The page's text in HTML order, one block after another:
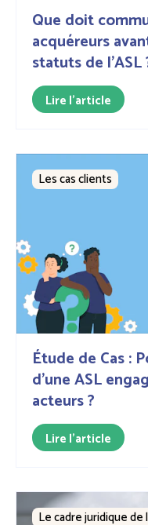
Que doit
acquéreurs
statuts de l'ASL
Lire l'article
Étude de Cas :
d’une ASL
acteurs ?
Les cas clients
Lire l'article
Le cadre juridique de